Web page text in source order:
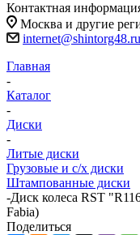
Контактная
Москва и другие
internet@shintorg48.ru
Главная
-
Каталог
-
Диски
-
Литые диски
Грузовые и с/х диски
Штампованные диски
-Диск колеса RST
Fabia)
Поделиться